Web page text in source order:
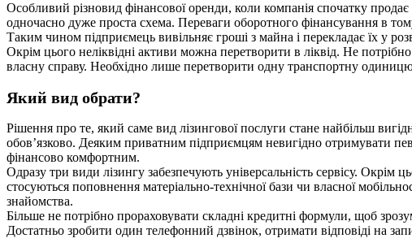
Особливий різновид фінансової оренди, коли компанія спочатку
одночасно дуже проста схема. Переваги оборотного фінансування в
Таким чином підприємець вивільняє гроші з майна і перекладає їх у
Окрім цього неліквідні активи можна перетворити в ліквід. Не
власну справу. Необхідно лише перетворити одну транспортну
Який вид обрати?
Рішення про те, який саме вид лізингової послуги стане найбільш
обов’язково. Деяким приватним підприємцям невигідно отримувати
фінансово комфортним.
Одразу три види лізингу забезпечують універсальність сервісу.
стосуються поповнення матеріально-технічної бази чи власної
знайомства.
Більше не потрібно прораховувати складні кредитні формули, щоб
Достатньо зробити один телефонний дзвінок, отримати відповіді на